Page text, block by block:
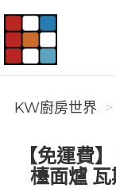
KW廚房世界
KW廚房世界
【免運費
檯面爐